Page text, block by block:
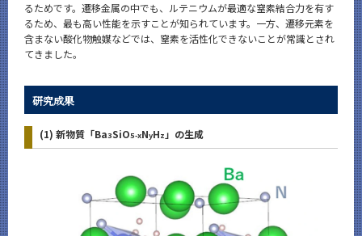
るためです。遷移金属の中でも、ルテニウムが最適な窒素結合力を有す
るため、最も高い性能を示すことが知られています。一方、遷移元素を
含まない酸化物触媒などでは、窒素を活性化できないことが常識とされ
てきました。
研究成果
(1) 新物質「Ba3SiO5-xNyHz 」の生成